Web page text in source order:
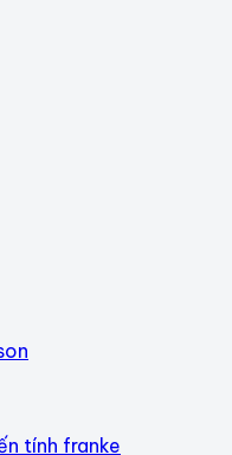
tính franke